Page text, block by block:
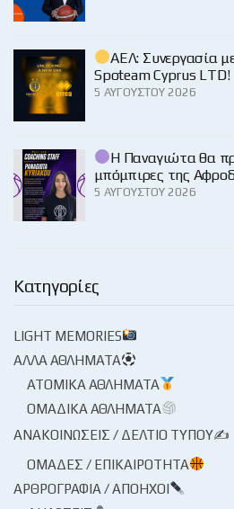
ΑΕΛ: Συνεργασία
Spoteam Cyprus LTD!
5 ΑΥΓΟΎΣΤΟΥ 2026
Η Παναγιώτα θα
μπόμπιρες της
5 ΑΥΓΟΎΣΤΟΥ 2026
Κατηγορίες
LIGHT MEMORIES
ΆΛΛΑ ΑΘΛΉΜΑΤΑ
ΑΤΟΜΙΚΆ ΑΘΛΉΜΑΤΑ
ΟΜΑΔΙΚΆ ΑΘΛΉΜΑΤΑ
ΑΝΑΚΟΙΝΏΣΕΙΣ / ΔΕΛΤΊΟ ΤΎΠΟΥ✍
ΟΜΆΔΕΣ / ΕΠΙΚΑΙΡΌΤΗΤΑ
ΑΡΘΡΟΓΡΑΦΊΑ / ΑΠΌΗΧΟΙ